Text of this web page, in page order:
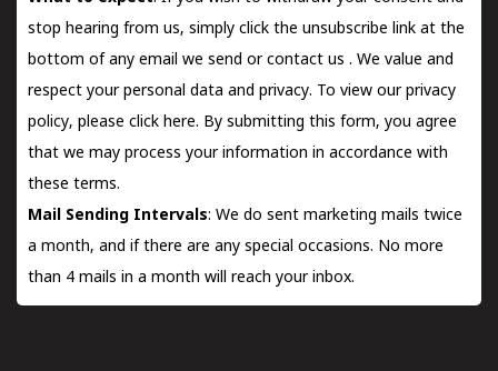
stop hearing from us, simply click the unsubscribe link at the
bottom of any email we send orcontact us . We value and
respect your personal data and privacy. To view our privacy
policy, please click here. By submitting this form, you agree
that we may process your information in accordance with
these terms.
Mail Sending Intervals: We do sent marketing mails twice
a month, and if there are any special occasions. No more
than 4 mails in a month will reach your inbox.